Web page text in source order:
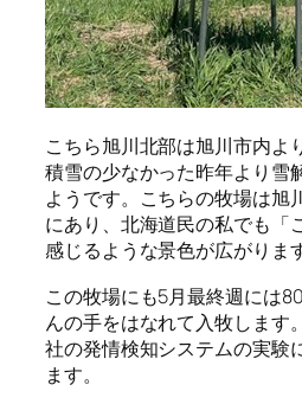
こちら旭川北部は旭川市内よ
積雪の少なかった昨年より雪
ようです。こちらの牧場は旭
にあり、北海道民の私でも「
感じるような景色が広がります
この牧場にも5月最終週には80
んの手をはなれて入牧します
社の発情検知システムの実験
ます。